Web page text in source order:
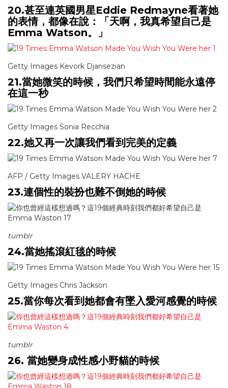
20.甚至連英國男星Eddie Redmayne看著她
的表情，都像在說：「天啊，我真希望自己是
Emma Watson。」
Getty Images Kevork Djansezian
21.當她微笑的時候，我們只希望時間能永遠停
在這一秒
Getty Images Sonia Recchia
22.她又再一次讓我們看到完美的定義
AFP / Getty Images VALERY HACHE
23.連個性的裝扮也難不倒她的時候
tumblr
24.當她搖滾紅毯的時候
Getty Images Chris Jackson
25.當你每次看到她都會有墜入愛河感覺的時候
tumblr
26. 當她變身成性感小野貓的時候